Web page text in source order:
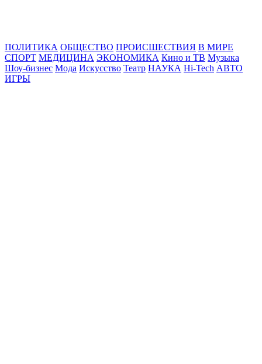
ПОЛИТИКА ОБЩЕСТВО ПРОИСШЕСТВИЯ В МИРЕ
СПОРТ МЕДИЦИНА ЭКОНОМИКА Кино и ТВ Музыка
Шоу-бизнес Мода Искусство Театр НАУКА Hi-Tech АВТО
ИГРЫ